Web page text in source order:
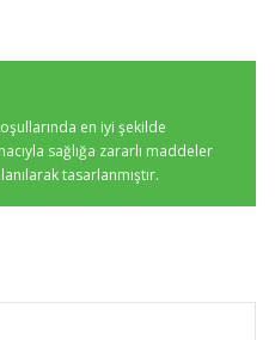
en iyi şekilde
sağlığa zararlı maddeler
tasarlanmıştır.